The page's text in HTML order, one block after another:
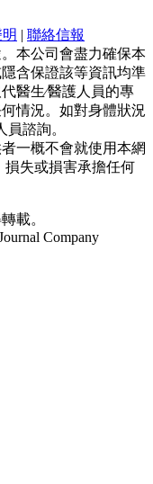
| 聯絡信報
本公司會盡力確保本
含保證該等資訊均準
醫生∕醫護人員的專
情況。如對身體狀況
諮詢。
一概不會就使用本網
損失或損害承擔任何
載。
Company